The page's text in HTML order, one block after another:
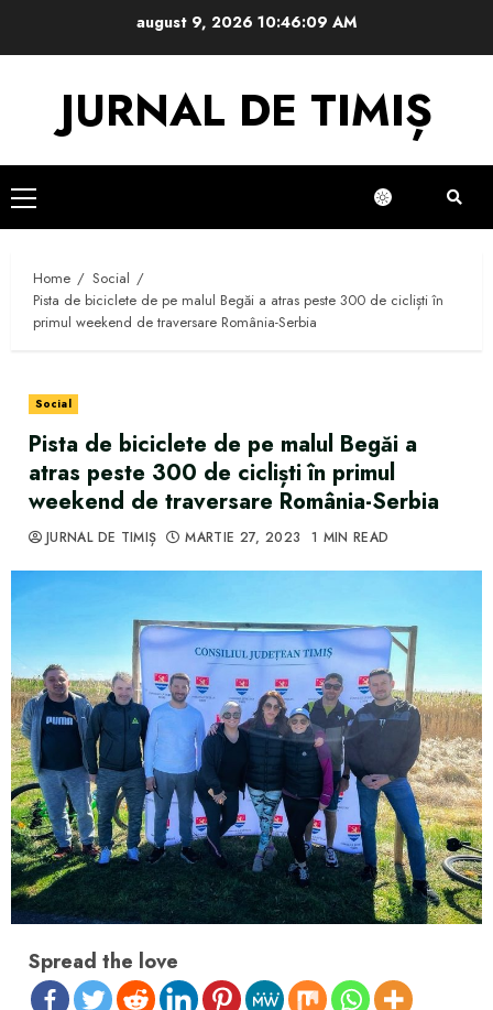
august 9, 202610:46:10 AM
JURNAL DE TIMIȘ
Primary
Menu
Home
Social
Pista de biciclete de pe malul Begăi a atras peste 300 de cicliști în
primul weekend de traversare România-Serbia
Social
Pista de biciclete de pe malul Begăi a
atras peste 300 de cicliști în primul
weekend de traversare România-Serbia
JURNAL DE TIMIȘ MARTIE 27, 2023 1 MIN READ
Spread the love